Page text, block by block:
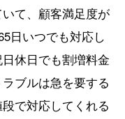
て、顧客満足度が
日いつでも対応し
休日でも割増料金
ブルは急を要する
で対応してくれる